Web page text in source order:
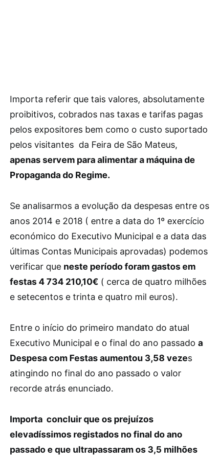
Importa referir que tais valores, absolutamente
proibitivos, cobrados nas taxas e tarifas pagas
pelos expositores bem como o custo suportado
pelos visitantes da Feira de São Mateus,
apenas servem para alimentar a máquina de
Propaganda do Regime.
Se analisarmos a evolução da despesas entre os
anos 2014 e 2018 ( entre a data do 1º exercício
económico do Executivo Municipal e a data das
últimas Contas Municipais aprovadas) podemos
verificar que neste período foram gastos em
festas 4 734 210,10€ ( cerca de quatro milhões
e setecentos e trinta e quatro mil euros).
Entre o início do primeiro mandato do atual
Executivo Municipal e o final do ano passado a
Despesa com Festas aumentou 3,58 vezes
atingindo no final do ano passado o valor
recorde atrás enunciado.
Importa concluir que os prejuízos
elevadíssimos registados no final do ano
passado e que ultrapassaram os 3,5 milhões